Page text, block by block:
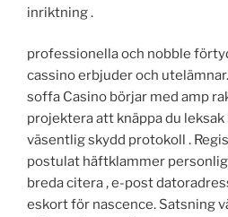
inriktning .
professionella och nobble
cassino erbjuder och
soffa Casino börjar med amp
projektera att knäppa du
väsentlig skydd protokoll .
postulat häftklammer
breda citera , e-post
eskort för nascence. Satsning